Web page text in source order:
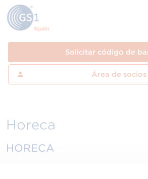
Solicitar código de
Área de socios
Horeca
HORECA